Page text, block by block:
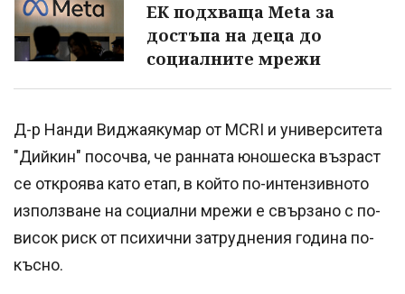
ЕК подхваща Meta за
достъпа на деца до
социалните мрежи
Д-р Нанди Виджаякумар от MCRI и университета
"Дийкин" посочва, че ранната юношеска възраст
се откроява като етап, в който по-интензивното
използване на социални мрежи е свързано с по-
висок риск от психични затруднения година по-
късно.